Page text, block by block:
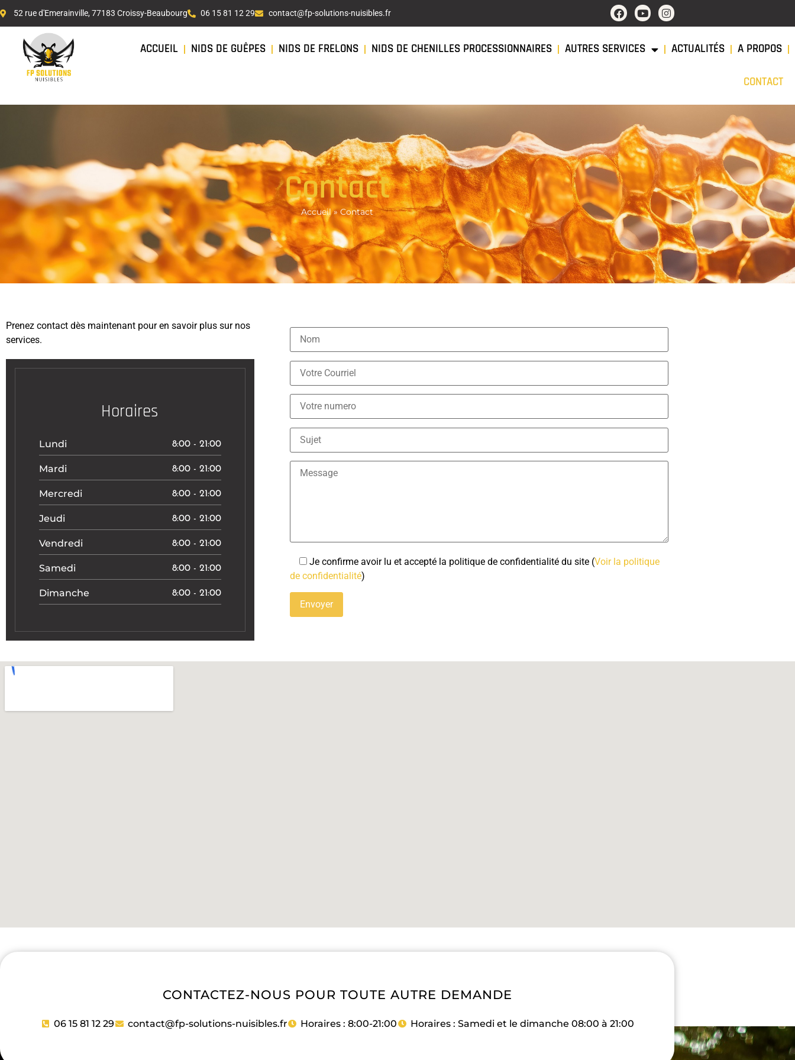
52 rue d'Emerainville, 77183 Croissy-Beaubourg 06 15 81 12 29 contact@fp-solutions-nuisibles.fr
ACCUEIL NIDS DE GUÊPES NIDS DE FRELONS NIDS DE CHENILLES PROCESSIONNAIRES AUTRES SERVICES ACTUALITÉS A PROPOS
CONTACT
Contact
Accueil»Contact
Prenez contact dès maintenant pour en savoir plus sur nos
services.
Horaires
Lundi 8:00 - 21:00
Mardi 8:00 - 21:00
Mercredi 8:00 - 21:00
Jeudi 8:00 - 21:00
Vendredi 8:00 - 21:00
Samedi 8:00 - 21:00
Dimanche 8:00 - 21:00
Nom Prénom
Courriel
Téléphone
Sujet
Message
Je confirme avoir lu et accepté la politique de confidentialité du site(Voir la politique
de confidentialité)
CONTACTEZ-NOUS POUR TOUTE AUTRE DEMANDE
06 15 81 12 29 contact@fp-solutions-nuisibles.fr Horaires : 8:00-21:00 Horaires : Samedi et le dimanche 08:00 à 21:00